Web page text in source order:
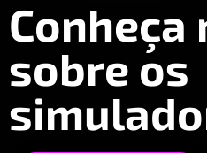
Conheça
sobre os